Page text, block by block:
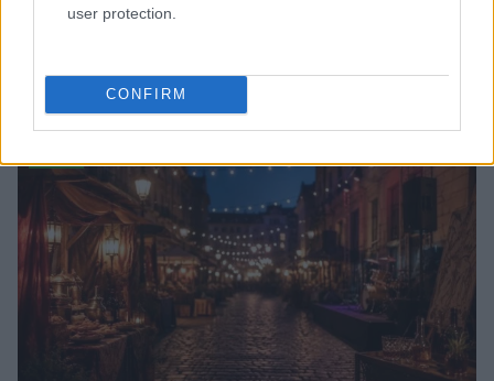
user protection.
CONFIRM
valore educativo
Francesca Lombardi · 27 Lug 2026